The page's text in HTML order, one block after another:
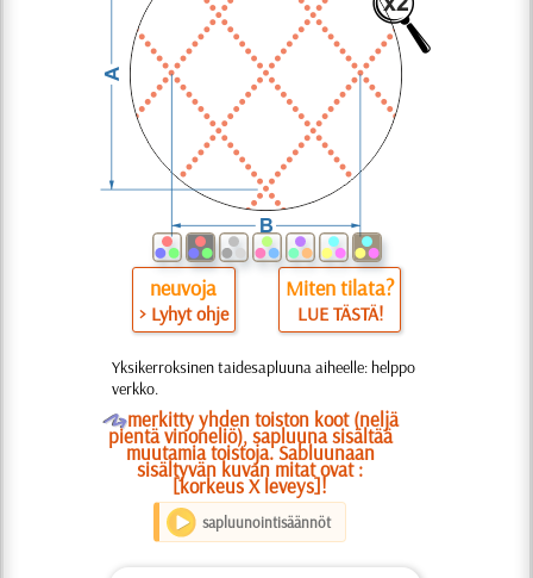
neuvoja
> Lyhyt ohje
Miten tilata?
LUE TÄSTÄ!
Yksikerroksinen taidesapluuna aiheelle: helppo
verkko.
Omerkitty yhden toiston koot (neljä
pientä vinoneliö), sapluuna sisältää
muutamia toistoja. Sabluunaan
sisältyvän kuvan mitat ovat :
[korkeus X leveys]!
sapluunointisäännöt